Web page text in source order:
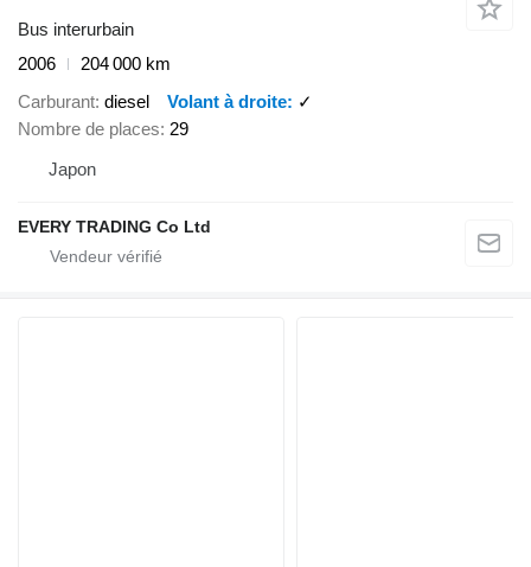
Bus interurbain
2006
204 000 km
Carburant diesel Volant à droite
✓
Nombre de places 29
Japon
EVERY TRADING Co Ltd